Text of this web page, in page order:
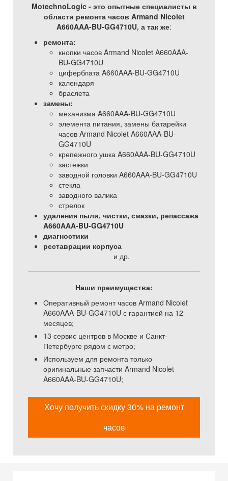
MotechnoLogic - это опытные специалисты в
области ремонта часов Armand Nicolet
A660AAA-BU-GG4710U, а так же:
ремонта:
кнопки часов Armand Nicolet A660AAA-
BU-GG4710U
циферблата A660AAA-BU-GG4710U
календаря
браслета
замены:
механизма A660AAA-BU-GG4710U
элемента питания, замены батарейки
часов Armand Nicolet A660AAA-BU-
GG4710U
крепежного ушка A660AAA-BU-GG4710U
застежки
заводной головки A660AAA-BU-GG4710U
стекла
заводного валика
стрелок
удаления пыли, чистки, смазки, репассажа
A660AAA-BU-GG4710U
диагностики
реставрации корпуса
и др.
Наши преимущества:
Оперативный ремонт часов Armand Nicolet
A660AAA-BU-GG4710U с гарантией на 12
месяцев;
13 сервис центров в Москве и Санкт-
Петербурге рядом с метро;
Используем для ремонта только
оригинальные запчасти Armand Nicolet
A660AAA-BU-GG4710U;
Хочу получить скидку 30% на ремонт
часов